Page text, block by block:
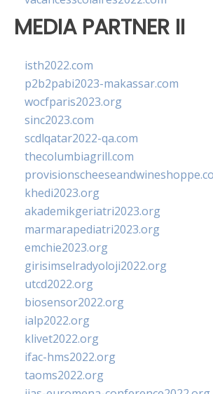
MEDIA PARTNER II
isth2022.com
p2b2pabi2023-makassar.com
wocfparis2023.org
sinc2023.com
scdlqatar2022-qa.com
thecolumbiagrill.com
khedi2023.org
akademikgeriatri2023.org
marmarapediatri2023.org
emchie2023.org
girisimselradyoloji2022.org
utcd2022.org
biosensor2022.org
ialp2022.org
klivet2022.org
ifac-hms2022.org
taoms2022.org